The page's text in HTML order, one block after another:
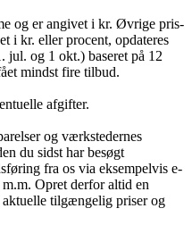
og er angivet i kr. Øvrige pris-
i kr. eller procent, opdateres
jul. og 1 okt.) baseret på 12
mindst fire tilbud.
afgifter.
og værkstedernes
du sidst har besøgt
fra os via eksempelvis e-
Opret derfor altid en
aktuelle tilgængelig priser og